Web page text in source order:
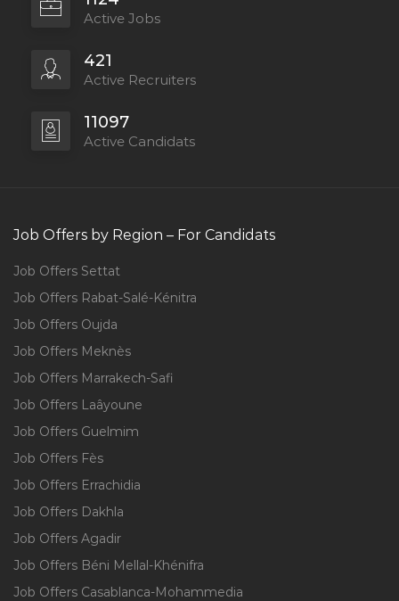
Active Jobs
421
Active Recruiters
11097
Active Candidats
Job Offers by Region – For Candidats
Job Offers Settat
Job Offers Rabat-Salé-Kénitra
Job Offers Oujda
Job Offers Meknès
Job Offers Marrakech-Safi
Job Offers Laâyoune
Job Offers Guelmim
Job Offers Fès
Job Offers Errachidia
Job Offers Dakhla
Job Offers Agadir
Job Offers Béni Mellal-Khénifra
Job Offers Casablanca-Mohammedia